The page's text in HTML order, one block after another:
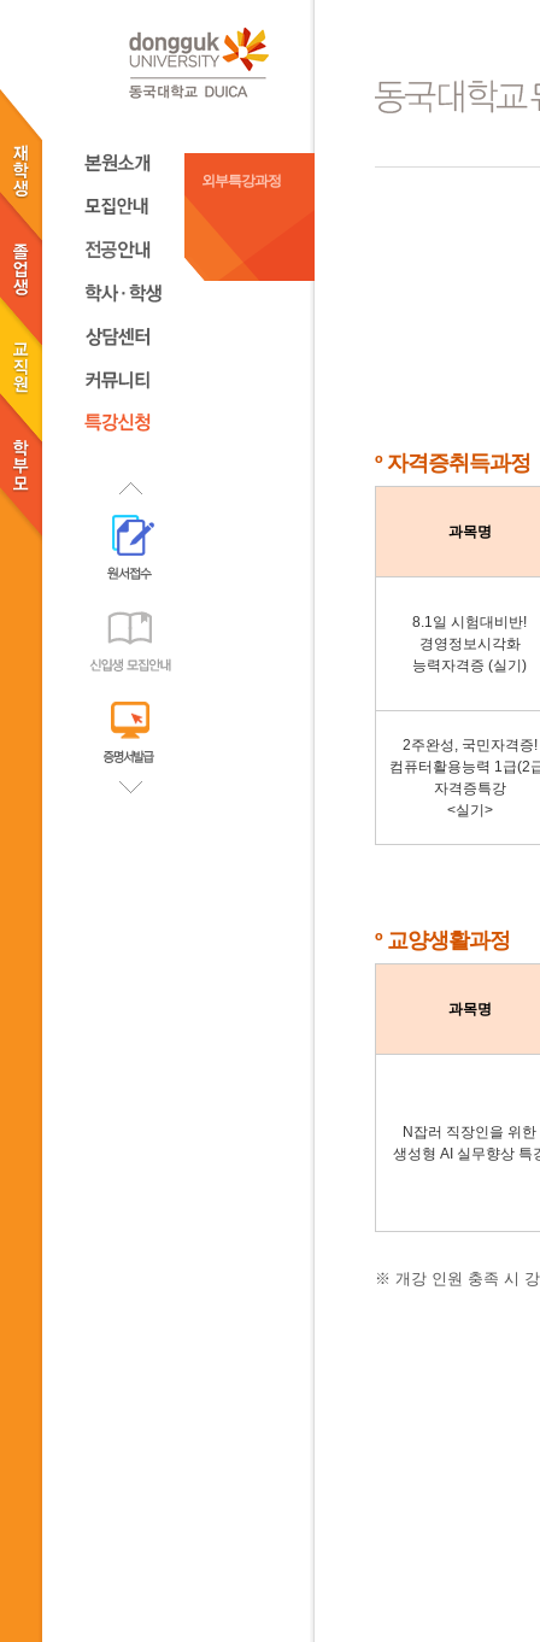
외부특강과정
º 자격증취득과정
과목명
8.1일 시험대비반!
경영정보시각화
능력자격증 (실기)
2주완성, 국민자격증!
컴퓨터활용능력 1급(2
자격증특강
<실기>
º 교양생활과정
과목명
N잡러 직장인을 위한
생성형 AI 실무향상 특
※ 개강 인원 충족 시